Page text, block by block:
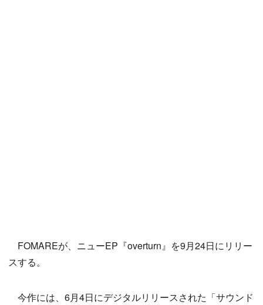
FOMAREが、ニューEP『overturn』を9月24日にリリー
スする。
今作には、6月4日にデジタルリリースされた「サウンド